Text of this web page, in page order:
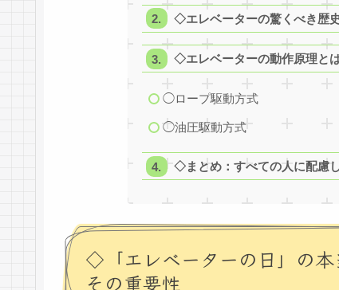
◇エレベーターの驚くべき歴
◇エレベーターの動作原理と
◯ロープ駆動方式
◯油圧駆動方式
◇まとめ：すべての人に配慮
◇「エレベーターの日」の
その重要性